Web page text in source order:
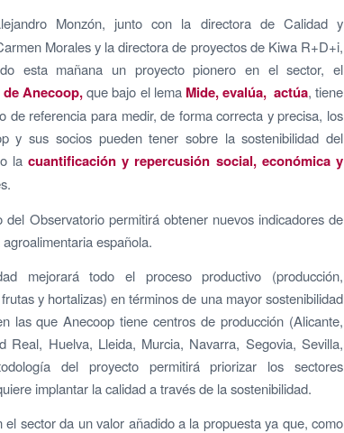
Monzón, junto con la directora de Calidad y
Morales y la directora de proyectos de Kiwa R+D+i,
esta mañana un proyecto pionero en el sector, el
de Anecoop,que bajo el lemaMide, evalúa, actúa, tiene
de referencia para medir, de forma correcta y precisa, los
y sus socios pueden tener sobre la sostenibilidad del
la cuantificación y repercusión social, económica y
Observatorio permitirá obtener nuevos indicadores de
española.
mejorará todo el proceso productivo (producción,
y hortalizas) en términos de una mayor sostenibilidad
las que Anecoop tiene centros de producción (Alicante,
Real, Huelva, Lleida, Murcia, Navarra, Segovia, Sevilla,
del proyecto permitirá priorizar los sectores
implantar la calidad a través de la sostenibilidad.
sector da un valor añadido a la propuesta ya que, como